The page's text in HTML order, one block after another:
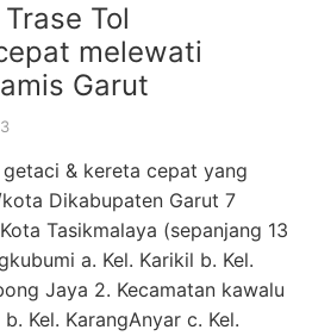
Tol
melewati
Garut
& kereta cepat yang
Dikabupaten Garut 7
Tasikmalaya (sepanjang 13
a. Kel. Karikil b. Kel.
Jaya 2. Kecamatan kawalu
Kel. KarangAnyar c. Kel.